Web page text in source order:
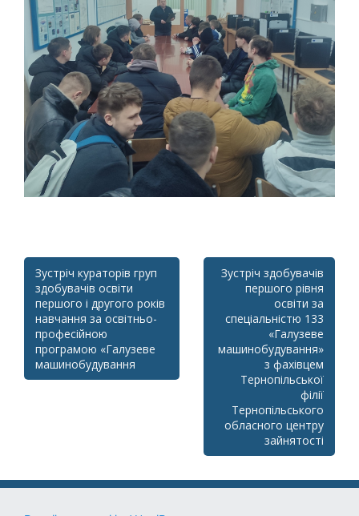
Post
navigation
Зустріч кураторів груп
здобувачів освіти
першого і другого років
навчання за освітньо-
професійною
програмою «Галузеве
машинобудування
Зустріч здобувачів
першого рівня
освіти за
спеціальністю 133
«Галузеве
машинобудування»
з фахівцем
Тернопільської
філії
Тернопільського
обласного центру
зайнятості